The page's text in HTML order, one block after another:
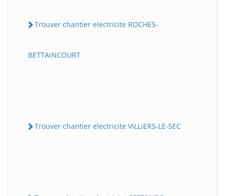
Trouver chantier electricite ROCHES-
BETTAiNCOURT
Trouver chantier electricite ViLLiERS-LE-SEC